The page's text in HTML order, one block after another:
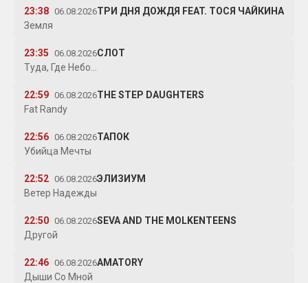
23:38 06.08.2026ТРИ ДНЯ ДОЖДЯ FEAT. ТОСЯ ЧАЙКИНА
Земля
23:35 06.08.2026СЛОТ
Туда, Где Небо...
22:59 06.08.2026THE STEP DAUGHTERS
Fat Randy
22:56 06.08.2026ТАПОК
Убийца Мечты
22:52 06.08.2026ЭЛИЗИУМ
Ветер Надежды
22:50 06.08.2026SEVA AND THE MOLKENTEENS
Другой
22:46 06.08.2026AMATORY
Дыши Со Мной